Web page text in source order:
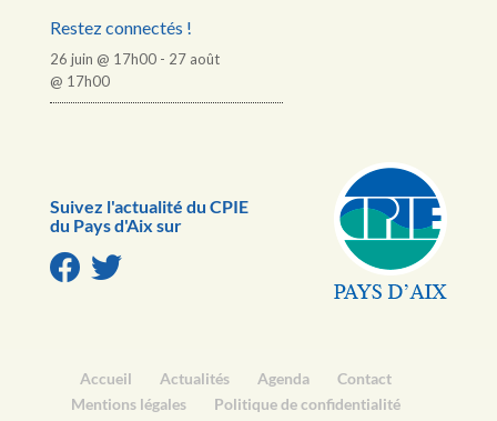
Restez connectés !
26 juin @ 17h00- 27 août
@ 17h00
Suivez l'actualité du CPIE
du Pays d'Aix sur
Accueil Actualités Agenda
Contact
Mentions légales
Politique de confidentialité